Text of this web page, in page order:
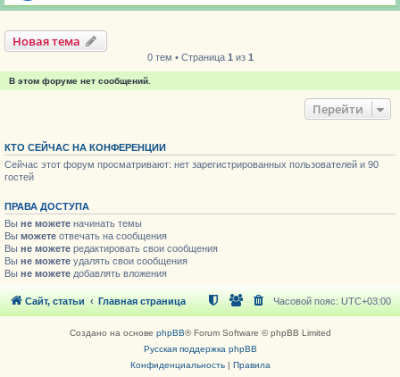
Новая тема
0 тем • Страница 1 из 1
В этом форуме нет сообщений.
Перейти
КТО СЕЙЧАС НА КОНФЕРЕНЦИИ
Сейчас этот форум просматривают: нет зарегистрированных пользователей и 90
гостей
ПРАВА ДОСТУПА
Вы не можете начинать темы
Вы можете отвечать на сообщения
Вы не можете редактировать свои сообщения
Вы не можете удалять свои сообщения
Вы не можете добавлять вложения
Сайт, статьи Главная страница Часовой пояс: UTC+03:00
Создано на основе phpBB® Forum Software © phpBB Limited
Русская поддержка phpBB
Конфиденциальность| Правила